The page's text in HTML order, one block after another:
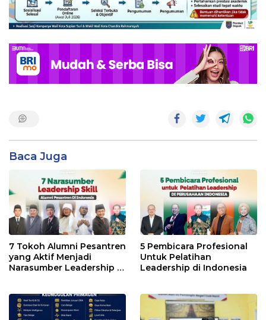
Baca Juga
7 Tokoh Alumni Pesantren
yang Aktif Menjadi
Narasumber Leadership di
5 Pembicara Profesional
Untuk Pelatihan
Leadership di Indonesia